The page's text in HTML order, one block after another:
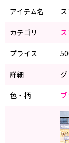
アイテム名
カテゴリ
プライス
詳細 グ
色・柄 ブ